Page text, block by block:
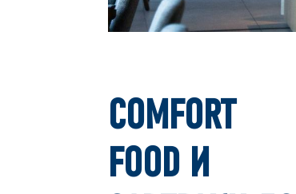
COMFORT
FOOD И